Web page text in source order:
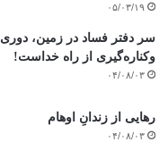
۰۵/۰۳/۱۹
سر دفتر فساد در زمین‌، دوری
وکناره‌گیری از راه خداست‌!
۰۴/۰۸/۰۳
رهایی از زندانِ اوهام
۰۴/۰۸/۰۳